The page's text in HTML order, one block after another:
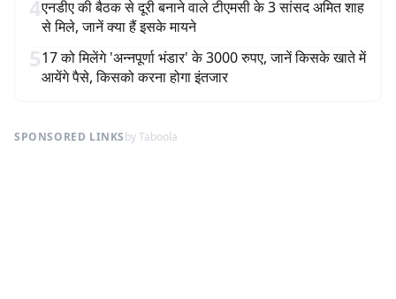
4एनडीए की बैठक से दूरी बनाने वाले टीएमसी के 3 सांसद अमित शाह
से मिले, जानें क्या हैं इसके मायने
517 को मिलेंगे 'अन्नपूर्णा भंडार' के 3000 रुपए, जानें किसके खाते में
आयेंगे पैसे, किसको करना होगा इंतजार
SPONSORED LINKSby Taboola